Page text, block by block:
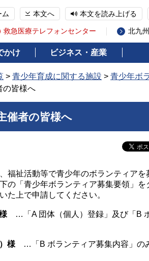
ム 本文へ 本文を読み上げる
救急医療テレフォンセンター 北九
かけ ビジネス・産業
> 青少年育成に関する施設 > 青少年ボ
の皆様へ
催者の皆様へ
福祉活動等で青少年のボランティアを
の「青少年ボランティア募集要領」を
た上で申請してください。
様
…「A 団体（個人）登録」及び「B
）様
…「B ボランティア募集内容」の